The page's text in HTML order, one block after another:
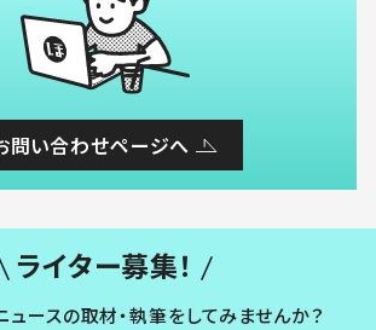
問い合わせページへ
ライター募集！
ュースの取材・執筆をしてみませんか？